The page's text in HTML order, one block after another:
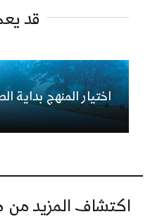
قد
اختيار المنهج بداية
اكتشاف المزيد من